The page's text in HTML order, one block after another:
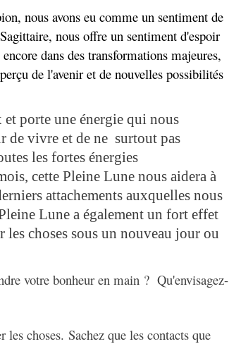
nous avons eu comme un sentiment de
nous offre un sentiment d'espoir
dans des transformations majeures,
de l'avenir et de nouvelles possibilités
porte une énergie qui nous
de vivre et de ne surtout pas
les fortes énergies
cette Pleine Lune nous aidera à
attachements auxquelles nous
Lune a également un fort effet
choses sous un nouveau jour ou
votre bonheur en main ? Qu'envisagez-
choses. Sachez que les contacts que